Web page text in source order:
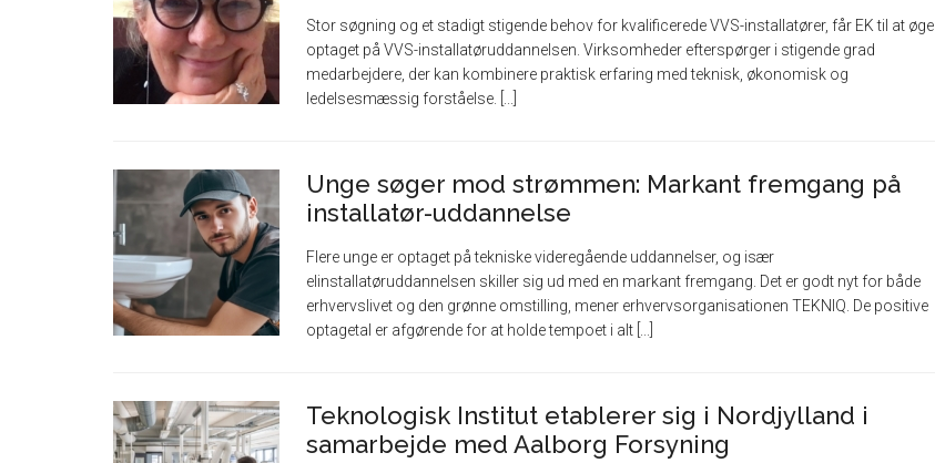
Stor søgning og et stadigt stigende behov for kvalificerede VVS-installatører, får EK til at øge
optaget på VVS-installatøruddannelsen. Virksomheder efterspørger i stigende grad
medarbejdere, der kan kombinere praktisk erfaring med teknisk, økonomisk og
ledelsesmæssig forståelse. [...]
Unge søger mod strømmen: Markant fremgang på
installatør-uddannelse
Flere unge er optaget på tekniske videregående uddannelser, og især
elinstallatøruddannelsen skiller sig ud med en markant fremgang. Det er godt nyt for både
erhvervslivet og den grønne omstilling, mener erhvervsorganisationen TEKNIQ. De positive
optagetal er afgørende for at holde tempoet i alt [...]
Teknologisk Institut etablerer sig i Nordjylland i
samarbejde med Aalborg Forsyning